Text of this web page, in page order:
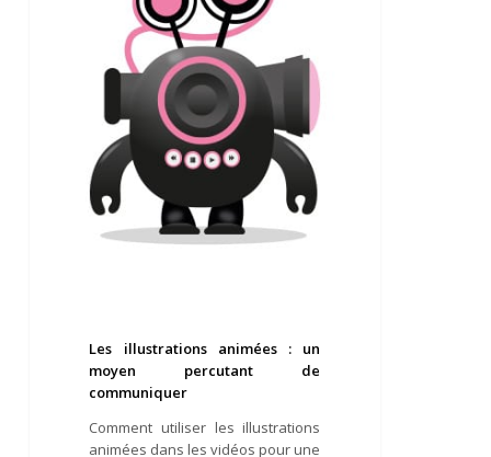
communiquer
Les illustrations animées : un
moyen percutant de
communiquer
Comment utiliser les illustrations
animées dans les vidéos pour une